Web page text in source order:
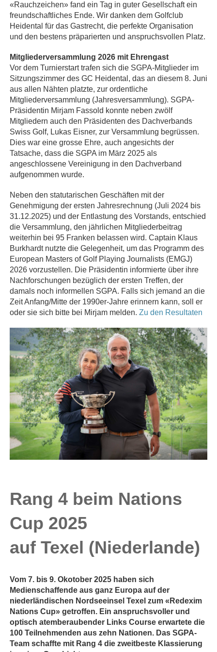
«Rauchzeichen» fand ein Tag in guter Gesellschaft ein
freundschaftliches Ende. Wir danken dem Golfclub
Heidental für das Gastrecht, die perfekte Organisation
und den bestens präparierten und anspruchsvollen Platz.
Mitgliederversammlung 2026 mit Ehrengast
Vor dem Turnierstart trafen sich die SGPA-Mitglieder im
Sitzungszimmer des GC Heidental, das an diesem 8. Juni
aus allen Nähten platzte, zur ordentliche
Mitgliederversammlung (Jahresversammlung). SGPA-
Präsidentin Mirjam Fassold konnte neben zwölf
Mitgliedern auch den Präsidenten des Dachverbands
Swiss Golf, Lukas Eisner, zur Versammlung begrüssen.
Dies war eine grosse Ehre, auch angesichts der
Tatsache, dass die SGPA im März 2025 als
angeschlossene Vereinigung in den Dachverband
aufgenommen wurde.
Neben den statutarischen Geschäften mit der
Genehmigung der ersten Jahresrechnung (Juli 2024 bis
31.12.2025) und der Entlastung des Vorstands, entschied
die Versammlung, den jährlichen Mitgliederbeitrag
weiterhin bei 95 Franken belassen wird. Captain Klaus
Burkhardt nutzte die Gelegenheit, um das Programm des
European Masters of Golf Playing Journalists (EMGJ)
2026 vorzustellen. Die Präsidentin informierte über ihre
Nachforschungen bezüglich der ersten Treffen, der
damals noch informellen SGPA. Falls sich jemand an die
Zeit Anfang/Mitte der 1990er-Jahre erinnern kann, soll er
oder sie sich bitte bei Mirjam melden. Zu den Resultaten
Rang 4 beim Nations
Cup 2025
auf Texel (Niederlande)
Vom 7. bis 9. Okotober 2025 haben sich
Medienschaffende aus ganz Europa auf der
niederländischen Nordseeinsel Texel zum «Redexim
Nations Cup» getroffen. Ein anspruchsvoller und
optisch atemberaubender Links Course erwartete die
100 Teilnehmenden aus zehn Nationen. Das SGPA-
Team schaffte mit Rang 4 die zweitbeste Klassierung